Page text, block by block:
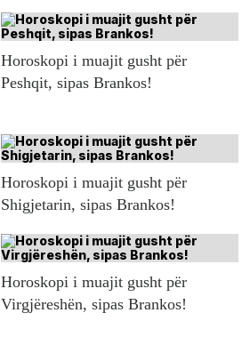
Horoskopi i muajit gusht për
Peshqit, sipas Brankos!
Horoskopi i muajit gusht për
Shigjetarin, sipas Brankos!
Horoskopi i muajit gusht për
Virgjëreshën, sipas Brankos!